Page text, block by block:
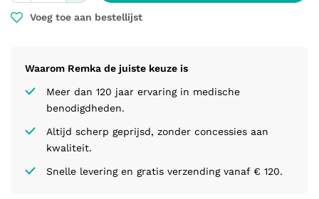
Voeg toe aan bestellijst
Waarom Remka de juiste keuze is
Meer dan 120 jaar ervaring in medische
benodigdheden.
Altijd scherp geprijsd, zonder concessies aan
kwaliteit.
Snelle levering en gratis verzending vanaf € 120.